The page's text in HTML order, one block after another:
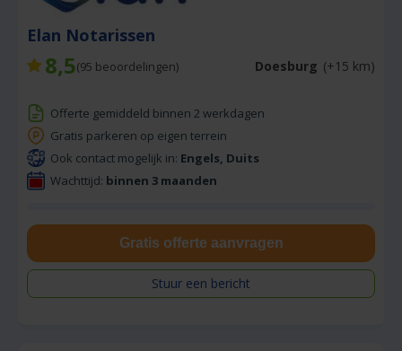
Elan Notarissen
8,5(95 beoordelingen) Doesburg (+15 km)
Offerte gemiddeld binnen 2 werkdagen
Gratis parkeren op eigen terrein
Ook contact mogelijk in: Engels, Duits
Wachttijd: binnen 3 maanden
Gratis offerte aanvragen
Stuur een bericht